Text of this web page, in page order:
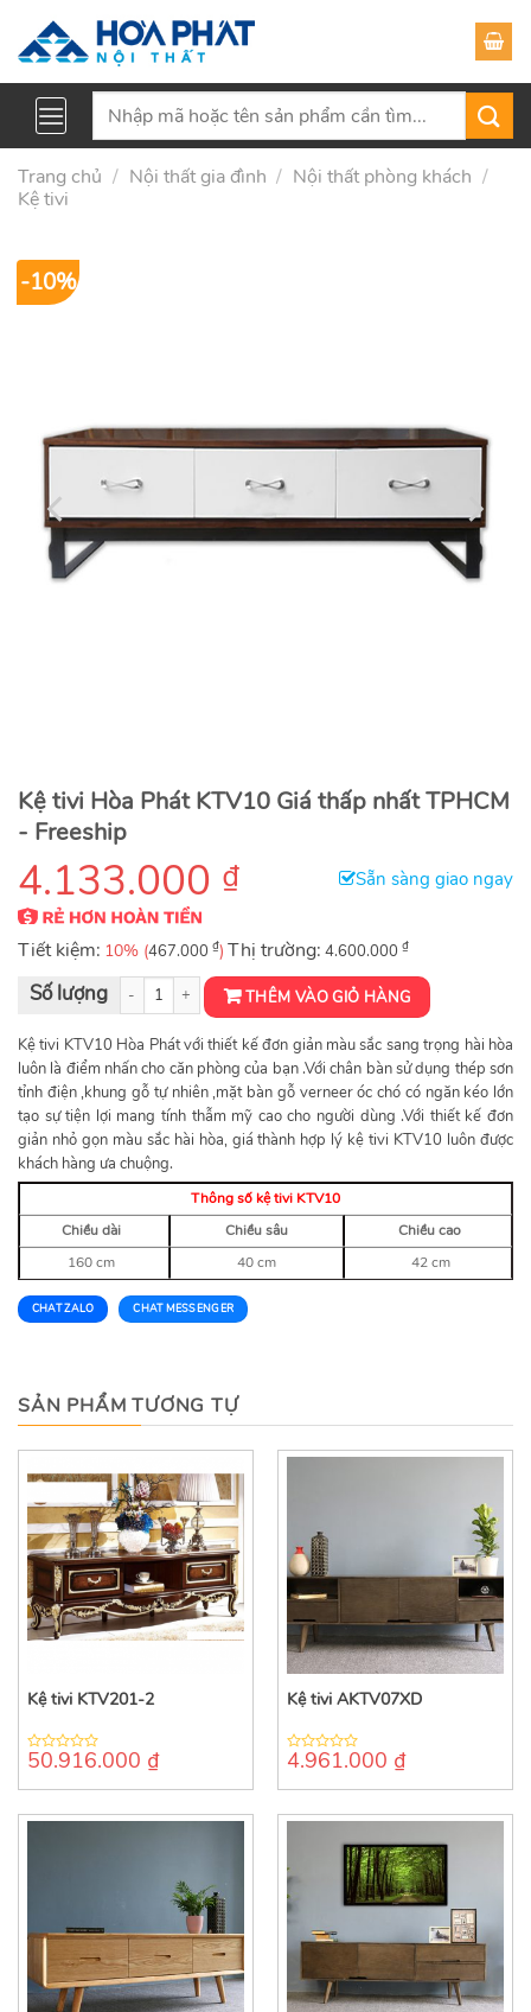
Tìm
Trang chủ / Nội thất gia đình / Nội thất phòng khách /
Kệ tivi
-10%
Kệ tivi Hòa Phát KTV10 Giá thấp nhất TPHCM
- Freeship
4.133.000 ₫ Sẵn sàng giao ngay
Tiết kiệm: 10% (467.000 ₫) Thị trường: 4.600.000 ₫
Kệ tivi phòng khách KTV10 số lượngTHÊM VÀO GIỎ HÀNG
Kệ tivi KTV10 Hòa Phát với thiết kế đơn giản màu sắc sang trọng hài hòa
luôn là điểm nhấn cho căn phòng của bạn .Với chân bàn sử dụng thép sơn
tỉnh điện ,khung gỗ tự nhiên ,mặt bàn gỗ verneer óc chó có ngăn kéo lớn
tạo sự tiện lợi mang tính thẫm mỹ cao cho người dùng .Với thiết kế đơn
giản nhỏ gọn màu sắc hài hòa, giá thành hợp lý kệ tivi KTV10 luôn được
khách hàng ưa chuộng.
Thông số kệ tivi KTV10
Chiều dài
Chiều sâu
Chiều cao
160 cm
40 cm 42 cm
CHAT ZALO CHAT MESSENGER
SẢN PHẨM TƯƠNG TỰ
Kệ tivi KTV201-2
0
of
50.916.000 ₫
Kệ tivi AKTV07XD
0
of
4.961.000 ₫